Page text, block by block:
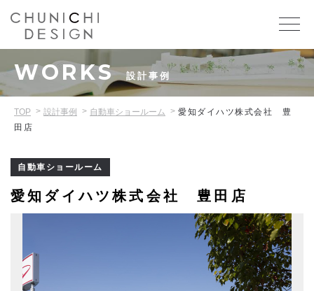
WORKS 設計事例
TOP 設計事例 自動車ショールーム
愛知ダイハツ株式会社 豊
田店
自動車ショールーム
愛知ダイハツ株式会社 豊田店